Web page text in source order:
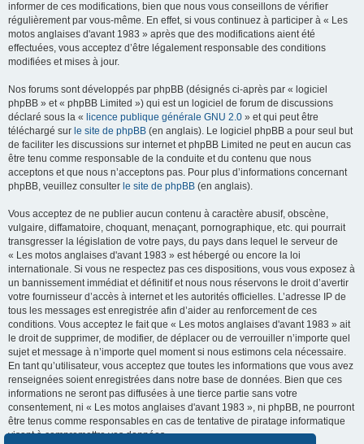
informer de ces modifications, bien que nous vous conseillons de vérifier
régulièrement par vous-même. En effet, si vous continuez à participer à « Les
motos anglaises d'avant 1983 » après que des modifications aient été
effectuées, vous acceptez d’être légalement responsable des conditions
modifiées et mises à jour.
Nos forums sont développés par phpBB (désignés ci-après par « logiciel
phpBB » et « phpBB Limited ») qui est un logiciel de forum de discussions
déclaré sous la « licence publique générale GNU 2.0 » et qui peut être
téléchargé sur le site de phpBB (en anglais). Le logiciel phpBB a pour seul but
de faciliter les discussions sur internet et phpBB Limited ne peut en aucun cas
être tenu comme responsable de la conduite et du contenu que nous
acceptons et que nous n’acceptons pas. Pour plus d’informations concernant
phpBB, veuillez consulter le site de phpBB (en anglais).
Vous acceptez de ne publier aucun contenu à caractère abusif, obscène,
vulgaire, diffamatoire, choquant, menaçant, pornographique, etc. qui pourrait
transgresser la législation de votre pays, du pays dans lequel le serveur de
« Les motos anglaises d'avant 1983 » est hébergé ou encore la loi
internationale. Si vous ne respectez pas ces dispositions, vous vous exposez à
un bannissement immédiat et définitif et nous nous réservons le droit d’avertir
votre fournisseur d’accès à internet et les autorités officielles. L’adresse IP de
tous les messages est enregistrée afin d’aider au renforcement de ces
conditions. Vous acceptez le fait que « Les motos anglaises d'avant 1983 » ait
le droit de supprimer, de modifier, de déplacer ou de verrouiller n’importe quel
sujet et message à n’importe quel moment si nous estimons cela nécessaire.
En tant qu’utilisateur, vous acceptez que toutes les informations que vous avez
renseignées soient enregistrées dans notre base de données. Bien que ces
informations ne seront pas diffusées à une tierce partie sans votre
consentement, ni « Les motos anglaises d'avant 1983 », ni phpBB, ne pourront
être tenus comme responsables en cas de tentative de piratage informatique
visant à compromettre vos données.